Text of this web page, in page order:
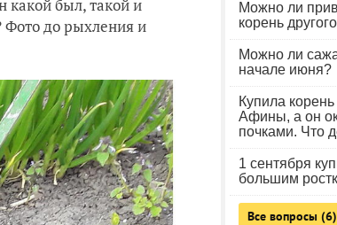
какой был, такой и
Фото до рыхления и
Можно ли
корень
Можно ли
начале июня?
Купила
Афины, а он
почками. Что
1 сентября
большим
Все вопросы (6)